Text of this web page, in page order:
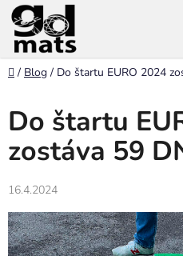
Prejsť
na
obsah
Domov
/ Blog / Do štartu EURO 2024
Do štartu
zostáva 59
16.4.2024